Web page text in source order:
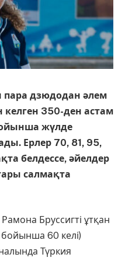
пара дзюдодан әлем
350-ден астам
жүлде
Ерлер 70, 81, 95,
белдессе, әйелдер
салмақта
Бруссигті ұтқан
60 келі)
Түркия